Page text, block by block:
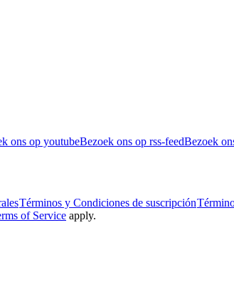
ons op youtubeBezoek ons op rss-feedBezoek
Términos y Condiciones de suscripción
of Service apply.